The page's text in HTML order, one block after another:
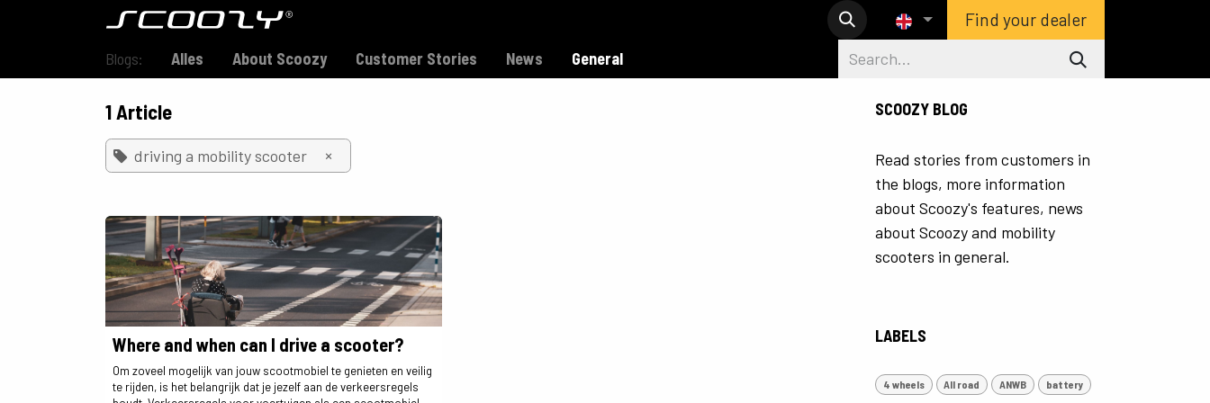
Find your dealer
Blogs: Alles About Scoozy Customer Stories News General
1 Article
driving a mobility scooter ×
Where and when can I drive a scooter?
Om zoveel mogelijk van jouw scootmobiel te genieten en veilig
te rijden, is het belangrijk dat je jezelf aan de verkeersregels
SCOOZY BLOG
Read stories from customers in
the blogs, more information
about Scoozy's features, news
about Scoozy and mobility
scooters in general.
LABELS
4 wheels All road ANWB battery